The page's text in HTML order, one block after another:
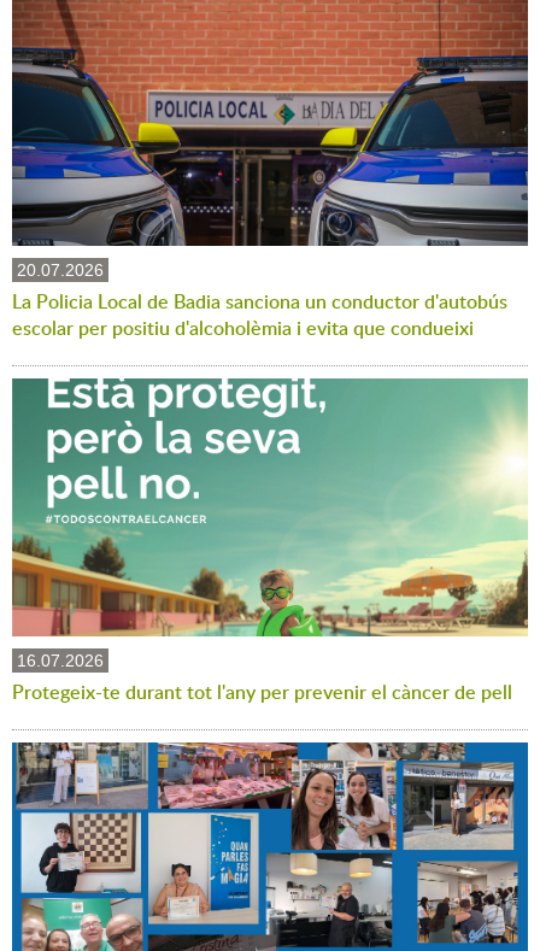
20.07.2026
La Policia Local de Badia sanciona un conductor d'autobús
escolar per positiu d'alcoholèmia i evita que condueixi
16.07.2026
Protegeix-te durant tot l'any per prevenir el càncer de pell